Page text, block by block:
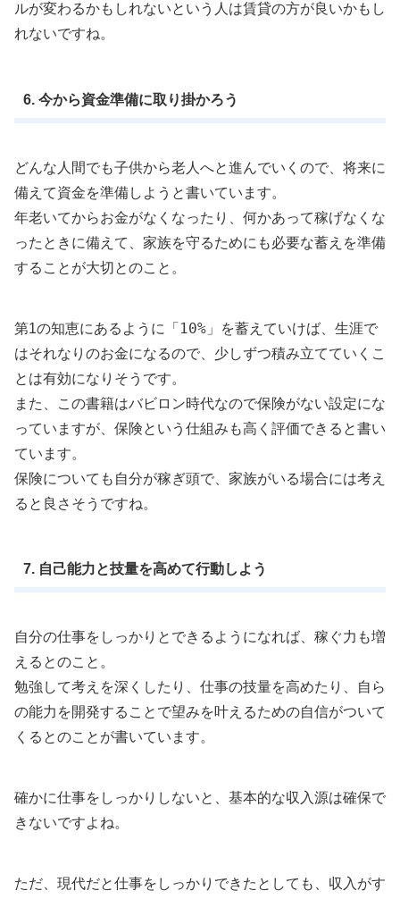
ルが変わるかもしれないという人は賃貸の方が良いかもし
れないですね。
6. 今から資金準備に取り掛かろう
どんな人間でも子供から老人へと進んでいくので、将来に
備えて資金を準備しようと書いています。
年老いてからお金がなくなったり、何かあって稼げなくな
ったときに備えて、家族を守るためにも必要な蓄えを準備
することが大切とのこと。
第1の知恵にあるように「 10% 」を蓄えていけば、生涯で
はそれなりのお金になるので、少しずつ積み立てていくこ
とは有効になりそうです。
また、この書籍はバビロン時代なので保険がない設定にな
っていますが、保険という仕組みも高く評価できると書い
ています。
保険についても自分が稼ぎ頭で、家族がいる場合には考え
ると良さそうですね。
7. 自己能力と技量を高めて行動しよう
自分の仕事をしっかりとできるようになれば、稼ぐ力も増
えるとのこと。
勉強して考えを深くしたり、仕事の技量を高めたり、自ら
の能力を開発することで望みを叶えるための自信がついて
くるとのことが書いています。
確かに仕事をしっかりしないと、基本的な収入源は確保で
きないですよね。
ただ、現代だと仕事をしっかりできたとしても、収入がす